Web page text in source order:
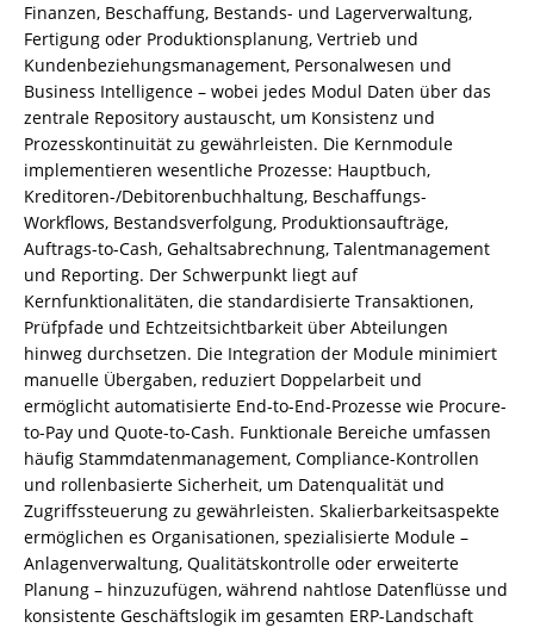
Finanzen, Beschaffung, Bestands- und Lagerverwaltung,
Fertigung oder Produktionsplanung, Vertrieb und
Kundenbeziehungsmanagement, Personalwesen und
Business Intelligence – wobei jedes Modul Daten über das
zentrale Repository austauscht, um Konsistenz und
Prozesskontinuität zu gewährleisten. Die Kernmodule
implementieren wesentliche Prozesse: Hauptbuch,
Kreditoren-/Debitorenbuchhaltung, Beschaffungs-
Workflows, Bestandsverfolgung, Produktionsaufträge,
Auftrags-to-Cash, Gehaltsabrechnung, Talentmanagement
und Reporting. Der Schwerpunkt liegt auf
Kernfunktionalitäten, die standardisierte Transaktionen,
Prüfpfade und Echtzeitsichtbarkeit über Abteilungen
hinweg durchsetzen. Die Integration der Module minimiert
manuelle Übergaben, reduziert Doppelarbeit und
ermöglicht automatisierte End-to-End-Prozesse wie Procure-
to-Pay und Quote-to-Cash. Funktionale Bereiche umfassen
häufig Stammdatenmanagement, Compliance-Kontrollen
und rollenbasierte Sicherheit, um Datenqualität und
Zugriffssteuerung zu gewährleisten. Skalierbarkeitsaspekte
ermöglichen es Organisationen, spezialisierte Module –
Anlagenverwaltung, Qualitätskontrolle oder erweiterte
Planung – hinzuzufügen, während nahtlose Datenflüsse und
konsistente Geschäftslogik im gesamten ERP-Landschaft